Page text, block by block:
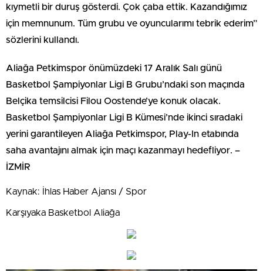
kıymetli bir duruş gösterdi. Çok çaba ettik. Kazandığımız
için memnunum. Tüm grubu ve oyuncularımı tebrik ederim”
sözlerini kullandı.
Aliağa Petkimspor önümüzdeki 17 Aralık Salı günü
Basketbol Şampiyonlar Ligi B Grubu’ndaki son maçında
Belçika temsilcisi Filou Oostende’ye konuk olacak.
Basketbol Şampiyonlar Ligi B Kümesi’nde ikinci sıradaki
yerini garantileyen Aliağa Petkimspor, Play-In etabında
saha avantajını almak için maçı kazanmayı hedefliyor. –
İZMİR
Kaynak: İhlas Haber Ajansı / Spor
Karşıyaka Basketbol Aliağa